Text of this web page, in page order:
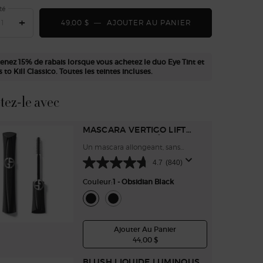
+ 49,00 $ ― AJOUTER AU PANIER
15% de rabais lorsque vous achetez le duo Eye Tint et
to Kill Classico. Toutes les teintes incluses.
le avec
MASCARA VERTIGO LIFT
Un mascara allongeant, sans
grumeaux
4.7 (840)
Couleur:1 - Obsidian Black
Sélectionner une couleur
Selected
1 - Obsidian Black color for Mascara Vertigo Lift
Selected
Travel size (4ml) color for Mascara Vertigo
Ajouter Au Panier
44,00 $
MASCARA VERTIGO LIFT